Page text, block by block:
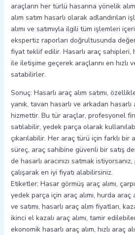
araçların her türlü hasarına yönelik
alım satım hasarlı olarak adlandırılan
alımı ve satımıyla ilgili tüm işlemleri
ekspertiz raporları doğrultusunda
fiyat teklif edilir. Hasarlı araç sahipleri,
ile iletişime geçerek araçlarını en hızlı
satabilirler.
Sonuç: Hasarlı araç alım satımı,
yanık, tavan hasarlı ve arkadan
hizmettir. Bu tür araçlar, profesyonel
satılabilir, yedek parça olarak
çıkarılabilir. Her araç türü için farklı bir
süreç, araç sahibine güvenli bir satış
de hasarlı aracınızı satmak
çalışarak en iyi fiyatı alabilirsiniz.
Etiketler; Hasar görmüş araç alımı,
yedek parça için araç alımı, hurda araç
ve satımı, hasarlı araç alım fiyatları,
ikinci el kazalı araç alımı, tamir
ekonomik hasarlı araç alım, hızlı araç